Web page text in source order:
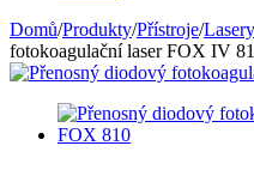
Domů/Produkty/Přístroje/
fotokoagulační laser FOX IV